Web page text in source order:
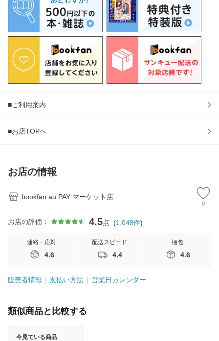
■ご利用案内
■お店TOPへ
お店の情報
bookfan au PAY マーケット店
0
お店の評価： 4.5点 (1,048件)
連絡・応対
4.6
配送スピード
4.4
梱包
4.6
販売者情報 支払い方法 営業日カレンダー
類似商品と比較する
今見ている商品